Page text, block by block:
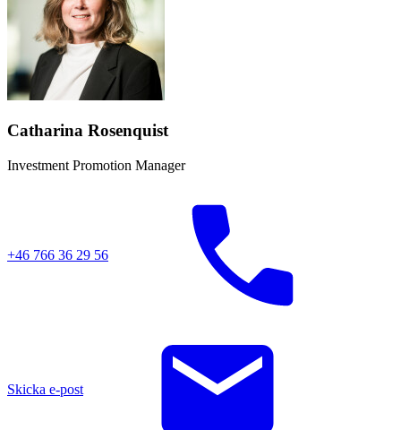
Catharina Rosenquist
Investment Promotion Manager
+46 766 36 29 56
Skicka e-post